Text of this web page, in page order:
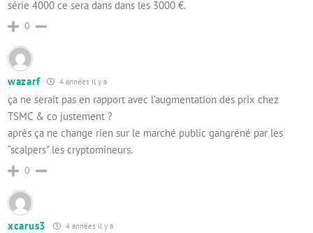
série 4000 ce sera dans dans les 3000 €.
0
wazarf 4 années il y a
ça ne serait pas en rapport avec l’augmentation des prix chez
TSMC & co justement ?
après ça ne change rien sur le marché public gangréné par les
“scalpers” les cryptomineurs.
0
xcarus3 4 années il y a